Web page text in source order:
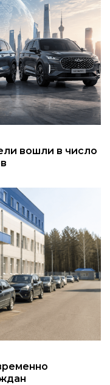
вошли в число